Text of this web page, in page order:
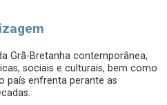
Grã-Bretanha contemporânea,
sociais e culturais, bem como
país enfrenta perante as